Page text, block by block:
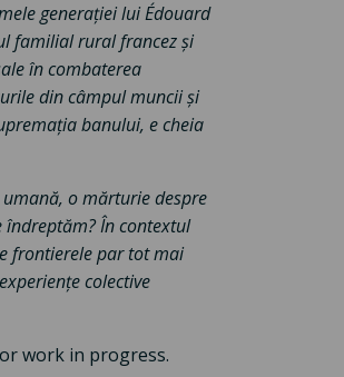
generației lui Édouard
familial rural francez și
în combaterea
din câmpul muncii și
banului, e cheia
o mărturie despre
îndreptăm? În contextul
frontierele par tot mai
colective
work in progress.